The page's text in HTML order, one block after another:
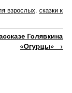
взрослых, сказки к
Голявкина
«Огурцы» →